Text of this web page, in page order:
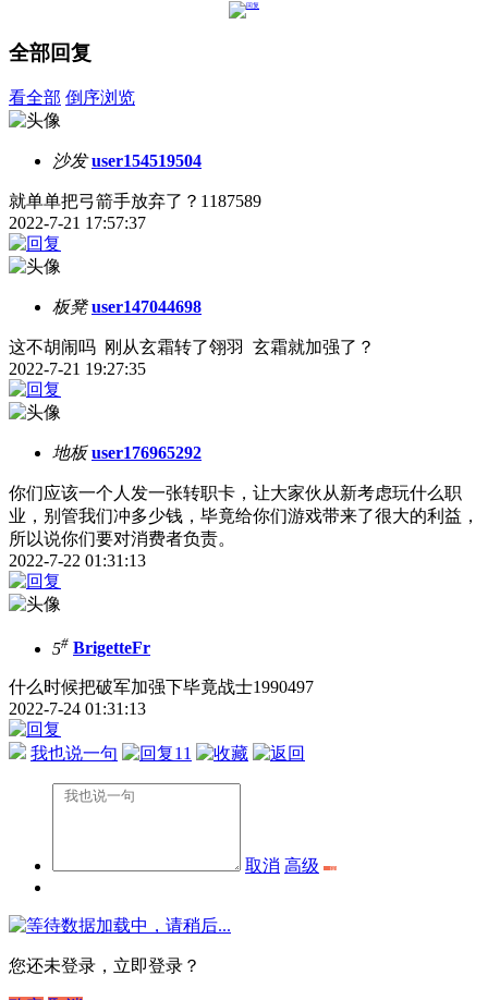
全部回复
看全部 倒序浏览
沙发 user154519504
就单单把弓箭手放弃了？1187589
2022-7-21 17:57:37
板凳 user147044698
这不胡闹吗 刚从玄霜转了翎羽 玄霜就加强了？
2022-7-21 19:27:35
地板 user176965292
你们应该一个人发一张转职卡，让大家伙从新考虑玩什么职
业，别管我们冲多少钱，毕竟给你们游戏带来了很大的利益，
所以说你们要对消费者负责。
2022-7-22 01:31:13
5# BrigetteFr
什么时候把破军加强下毕竟战士1990497
2022-7-24 01:31:13
我也说一句 11
取消 高级
数据加载中，请稍后...
您还未登录，立即登录？